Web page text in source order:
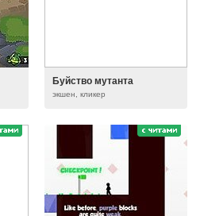
Буйство мутанта
экшен, кликер